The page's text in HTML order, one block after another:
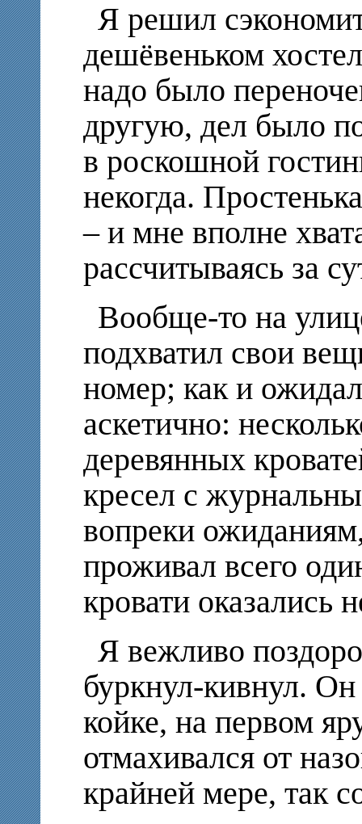
Я решил
дешёвеньком
надо было
другую, дел было
в роскошной
некогда.
– и мне вполне
рассчитываясь за
Вообще-то на
подхватил свои
номер; как и
аскетично:
деревянных
кресел с
вопреки
проживал всего
кровати оказались
Я вежливо
буркнул-кивнул.
койке, на первом
отмахивался от
крайней мере, так